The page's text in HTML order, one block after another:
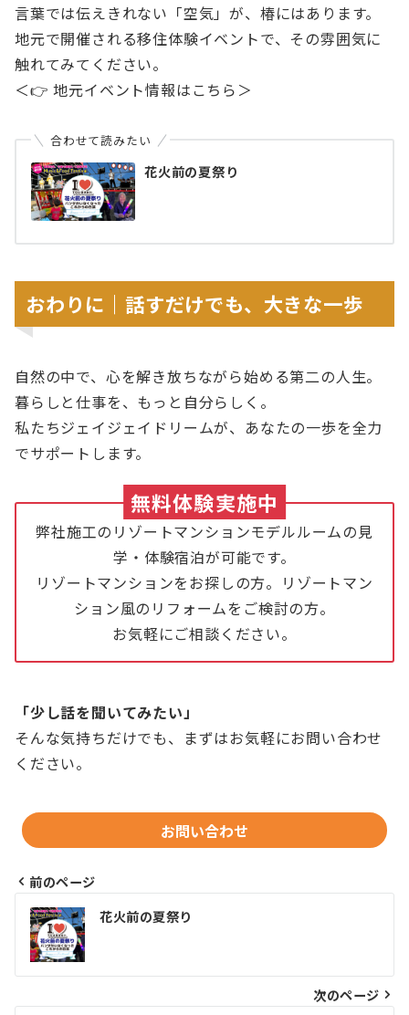
言葉では伝えきれない「空気」が、椿にはあります。
地元で開催される移住体験イベントで、その雰囲気に
触れてみてください。
＜👉 地元イベント情報はこちら＞
合わせて読みたい
花火前の夏祭り
おわりに｜話すだけでも、大きな一歩
自然の中で、心を解き放ちながら始める第二の人生。
暮らしと仕事を、もっと自分らしく。
私たちジェイジェイドリームが、あなたの一歩を全力
でサポートします。
無料体験実施中
弊社施工のリゾートマンションモデルルームの見
学・体験宿泊が可能です。
リゾートマンションをお探しの方。リゾートマン
ション風のリフォームをご検討の方。
お気軽にご相談ください。
「少し話を聞いてみたい」
そんな気持ちだけでも、まずはお気軽にお問い合わせ
ください。
お問い合わせ
投
稿
ナ
ビ
前のページ
花火前の夏祭り
次のページ